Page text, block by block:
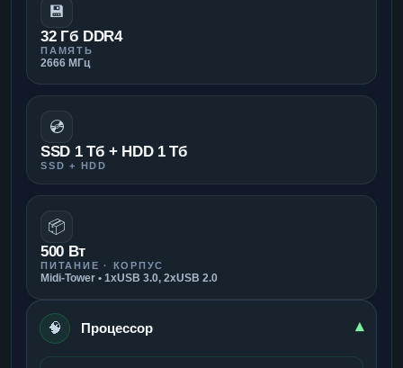
💾
32 Гб DDR4
ПАМЯТЬ
2666 МГц
💿
SSD 1 Тб + HDD 1 Тб
SSD + HDD
📦
500 Вт
ПИТАНИЕ · КОРПУС
Midi-Tower • 1xUSB 3.0, 2xUSB 2.0
🧠 Процессор ▾